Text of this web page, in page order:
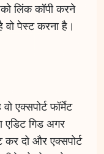
लिंक कॉपी करने
वो पेस्ट करना है।
एक्सपोर्ट फॉर्मेट
गिड अगर
कर दो और एक्सपोर्ट